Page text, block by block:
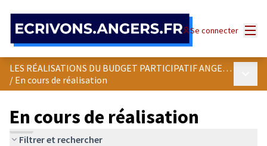
Se connecter
LES RÉALISATIONS DU BUDGET PARTICIPATIF ANGEVIN
/ En cours de réalisation
En cours de réalisation
Filtrer et rechercher